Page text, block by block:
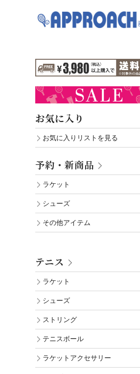
お気に入り
お気に入りリストを見る
予約・新商品
ラケット
シューズ
その他アイテム
テニス
ラケット
シューズ
ストリング
テニスボール
ラケットアクセサリー